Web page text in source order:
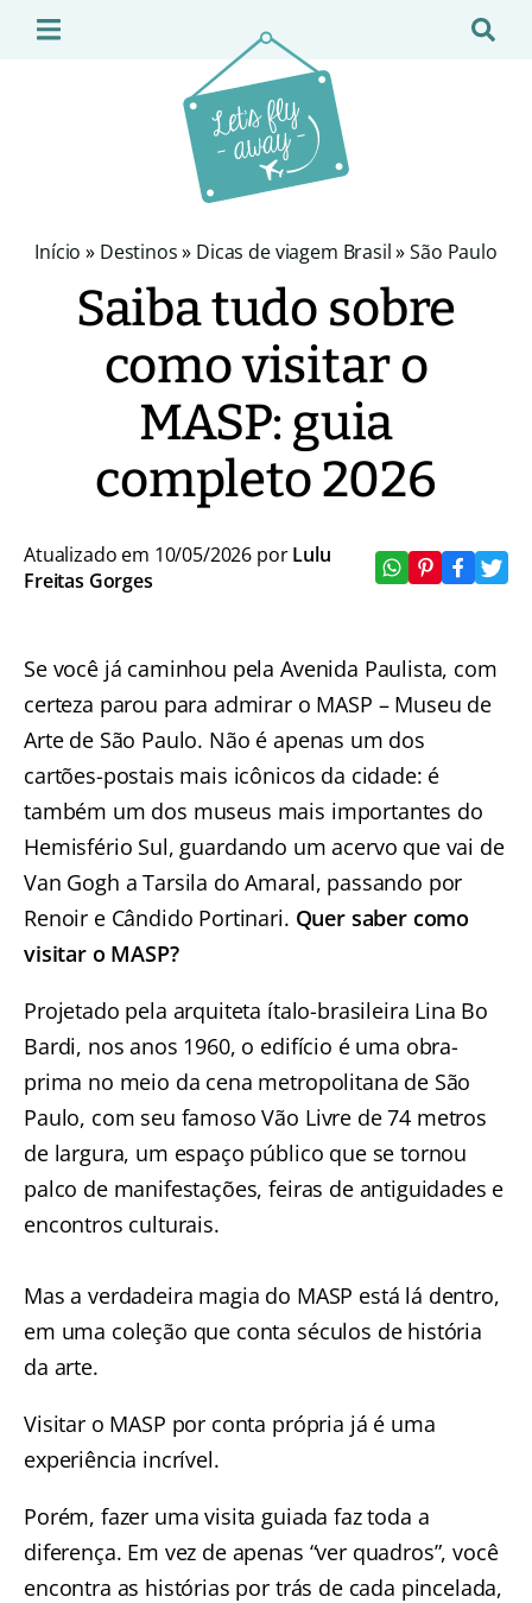
Início » Destinos» Dicas de viagem Brasil»São Paulo
Saiba tudo sobre
como visitar o
MASP: guia
completo 2026
Atualizado em 10/05/2026 porLulu
Freitas Gorges
Se você já caminhou pela Avenida Paulista, com
certeza parou para admirar o MASP – Museu de
Arte de São Paulo. Não é apenas um dos
cartões-postais mais icônicos da cidade: é
também um dos museus mais importantes do
Hemisfério Sul, guardando um acervo que vai de
Van Gogh a Tarsila do Amaral, passando por
Renoir e Cândido Portinari. Quer saber como
visitar o MASP?
Projetado pela arquiteta ítalo-brasileira Lina Bo
Bardi, nos anos 1960, o edifício é uma obra-
prima no meio da cena metropolitana de São
Paulo, com seu famoso Vão Livre de 74 metros
de largura, um espaço público que se tornou
palco de manifestações, feiras de antiguidades e
encontros culturais.
Mas a verdadeira magia do MASP está lá dentro,
em uma coleção que conta séculos de história
da arte.
Visitar o MASP por conta própria já é uma
experiência incrível.
Porém, fazer uma visita guiada faz toda a
diferença. Em vez de apenas “ver quadros”, você
encontra as histórias por trás de cada pincelada,